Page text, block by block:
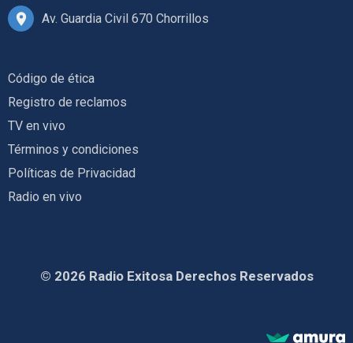
Av. Guardia Civil 670 Chorrillos
Código de ética
Registro de reclamos
TV en vivo
Términos y condiciones
Políticas de Privacidad
Radio en vivo
© 2026 Radio Exitosa Derechos Reservados